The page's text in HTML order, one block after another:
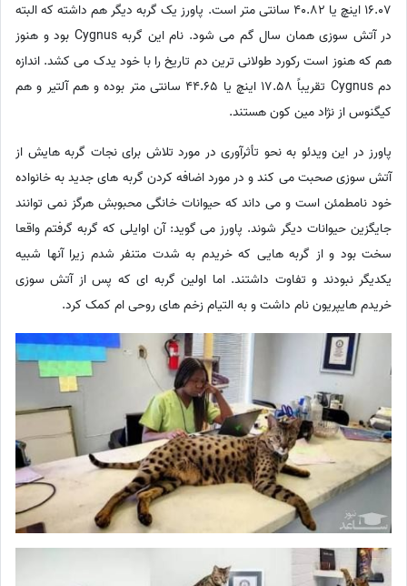
16.07 اینچ یا 40.82 سانتی متر است. پاورز یک گربه دیگر هم داشته که البته
در آتش سوزی همان سال گم می شود. نام این گربه Cygnus بود و هنوز
هم که هنوز است رکورد طولانی ترین دم تاریخ را با خود یدک می کشد. اندازه
دم Cygnus تقریباً 17.58 اینچ یا 44.65 سانتی متر بوده و هم آلتیر و هم
کیگنوس از نژاد مین کون هستند.
پاورز در این ویدئو به نحو تأثرآوری در مورد تلاش برای نجات گربه هایش از
آتش سوزی صحبت می کند و در مورد اضافه کردن گربه های جدید به خانواده
خود نامطمئن است و می داند که حیوانات خانگی محبوبش هرگز نمی توانند
جایگزین حیوانات دیگر شوند. پاورز می گوید: آن اوایلی که گربه گرفتم واقعا
سخت بود و از گربه هایی که خریدم به شدت متنفر شدم زیرا آنها شبیه
یکدیگر نبودند و تفاوت داشتند. اما اولین گربه ای که پس از آتش سوزی
خریدم هایپریون نام داشت و به التیام زخم های روحی ام کمک کرد.